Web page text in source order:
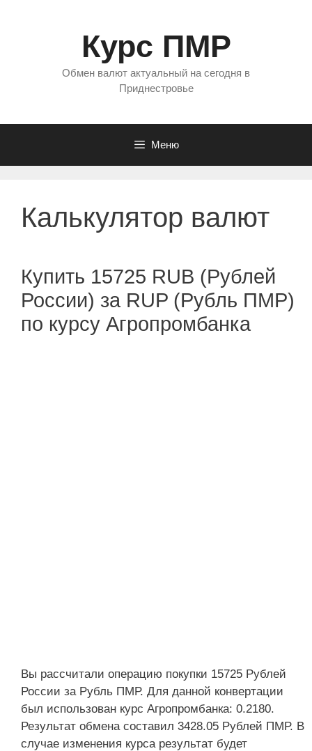
Курс ПМР
Обмен валют актуальный на сегодня в
Приднестровье
Меню
Калькулятор валют
Купить 15725 RUB (Рублей
России) за RUP (Рубль ПМР)
по курсу Агропромбанка
Вы рассчитали операцию покупки 15725 Рублей
России за Рубль ПМР. Для данной конвертации
был использован курс Агропромбанка: 0.2180.
Результат обмена составил 3428.05 Рублей ПМР. В
случае изменения курса результат будет